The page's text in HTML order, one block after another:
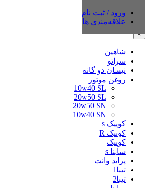
دسته‌بندی‌ها
×
شاهین
سراتو
نیسان دو گانه
روغن موتور
10w40 SL
20w50 SL
20w50 SN
10w40 SN
کوییک s
کوییک R
کوییک
ساینا s
پراید وانت
تیبا1
تیبا2
ورود / ثبت نام
علاقه‌مندی ها